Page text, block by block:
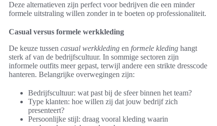
Deze alternatieven zijn perfect voor bedrijven die een minder
formele uitstraling willen zonder in te boeten op professionaliteit.
Casual versus formele werkkleding
De keuze tussen casual werkkleding en formele kleding hangt
sterk af van de bedrijfscultuur. In sommige sectoren zijn
informele outfits meer gepast, terwijl andere een strikte dresscode
hanteren. Belangrijke overwegingen zijn:
Bedrijfscultuur: wat past bij de sfeer binnen het team?
Type klanten: hoe willen zij dat jouw bedrijf zich
presenteert?
Persoonlijke stijl: draag vooral kleding waarin